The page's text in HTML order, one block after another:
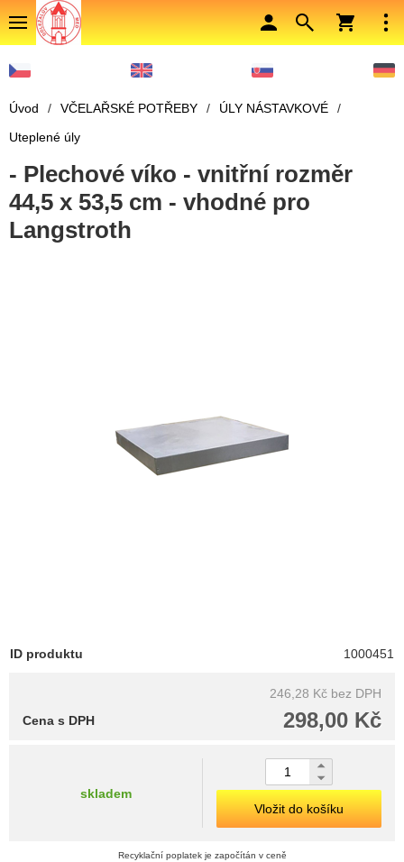
Úvod / VČELAŘSKÉ POTŘEBY / ÚLY NÁSTAVKOVÉ
/
Uteplené úly
- Plechové víko - vnitřní rozměr
44,5 x 53,5 cm - vhodné pro
Langstroth
ID produktu 1000451
246,28 Kč bez DPH
298,00 Kč
Cena s DPH
skladem
Vložit do košíku
Recyklační poplatek je započítán v ceně